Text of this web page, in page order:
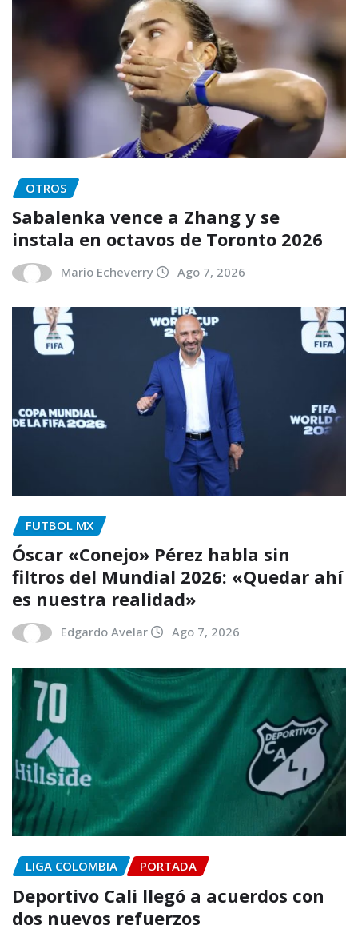
OTROS
Sabalenka vence a Zhang y se
instala en octavos de Toronto 2026
Mario Echeverry Ago 7, 2026
FUTBOL MX
Óscar «Conejo» Pérez habla sin
filtros del Mundial 2026: «Quedar ahí
es nuestra realidad»
Edgardo Avelar Ago 7, 2026
LIGA COLOMBIA PORTADA
Deportivo Cali llegó a acuerdos con
dos nuevos refuerzos